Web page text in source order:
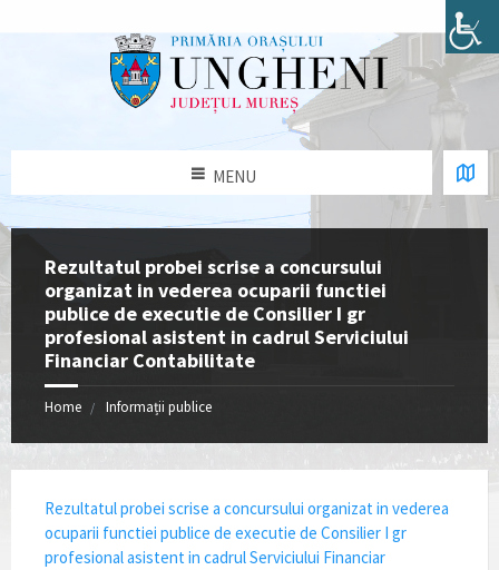
MENU
Rezultatul probei scrise a concursului
organizat in vederea ocuparii functiei
publice de executie de Consilier I gr
profesional asistent in cadrul Serviciului
Financiar Contabilitate
Home Informații publice
Rezultatul probei scrise a concursului organizat in vederea
ocuparii functiei publice de executie de Consilier I gr
profesional asistent in cadrul Serviciului Financiar